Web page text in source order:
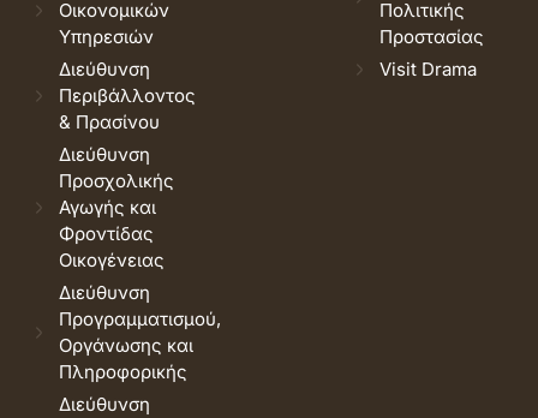
Οικονομικών
Υπηρεσιών
Διεύθυνση
Περιβάλλοντος
& Πρασίνου
Διεύθυνση
Προσχολικής
Αγωγής και
Φροντίδας
Οικογένειας
Διεύθυνση
Προγραμματισμού,
Οργάνωσης και
Πληροφορικής
Διεύθυνση
Πολιτικής
Προστασίας
Visit Drama